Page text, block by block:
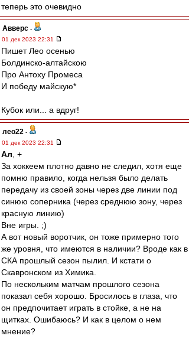
теперь это очевидно
Авверс -
01 дек 2023 22:31
Пишет Лео осенью
Болдинско-алтайскою
Про Антоху Промеса
И победу майскую*
Кубок или... а вдруг!
лео22 -
01 дек 2023 22:31
Ал , +
За хоккеем плотно давно не следил, хотя еще
помню правило, когда нельзя было делать
передачу из своей зоны через две линии под
синюю соперника (через среднюю зону, через
красную линию)
Вне игры. ;)
А вот новый воротчик, он тоже примерно того
же уровня, что имеются в наличии? Вроде как в
СКА прошлый сезон пылил. И кстати о
Скавронском из Химика.
По нескольким матчам прошлого сезона
показал себя хорошо. Бросилось в глаза, что
он предпочитает играть в стойке, а не на
щитках. Ошибаюсь? И как в целом о нем
мнение?